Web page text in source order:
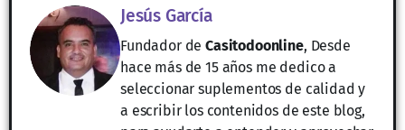
Jesús García
Fundador deCasitodoonline, Desde
hace más de 15 años me dedico a
seleccionar suplementos de calidad y
a escribir los contenidos de este blog,